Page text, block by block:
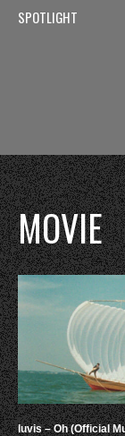
SPOTLIGHT
MOVIE
luvis – Oh (Official